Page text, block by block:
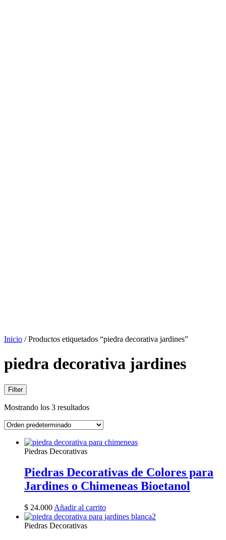
Inicio / Productos etiquetados “piedra decorativa jardines”
piedra decorativa jardines
Filter
Mostrando los 3 resultados
Piedras Decorativas
Piedras Decorativas de Colores para
Jardines o Chimeneas Bioetanol
$ 24.000 Añadir al carrito
Piedras Decorativas